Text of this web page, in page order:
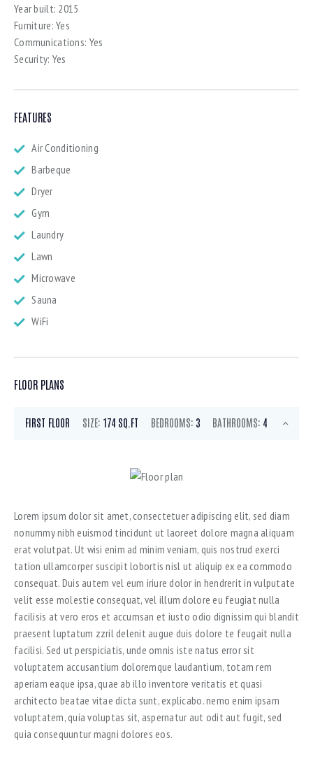
Year built: 2015
Furniture: Yes
Communications: Yes
Security: Yes
FEATURES
Air Conditioning
Barbeque
Dryer
Gym
Laundry
Lawn
Microwave
Sauna
WiFi
FLOOR PLANS
FIRST FLOOR SIZE: 174 SQ.FT BEDROOMS: 3 BATHROOMS: 4
Lorem ipsum dolor sit amet, consectetuer adipiscing elit, sed diam
nonummy nibh euismod tincidunt ut laoreet dolore magna aliquam
erat volutpat. Ut wisi enim ad minim veniam, quis nostrud exerci
tation ullamcorper suscipit lobortis nisl ut aliquip ex ea commodo
consequat. Duis autem vel eum iriure dolor in hendrerit in vulputate
velit esse molestie consequat, vel illum dolore eu feugiat nulla
facilisis at vero eros et accumsan et iusto odio dignissim qui blandit
praesent luptatum zzril delenit augue duis dolore te feugait nulla
facilisi. Sed ut perspiciatis, unde omnis iste natus error sit
voluptatem accusantium doloremque laudantium, totam rem
aperiam eaque ipsa, quae ab illo inventore veritatis et quasi
architecto beatae vitae dicta sunt, explicabo. nemo enim ipsam
voluptatem, quia voluptas sit, aspernatur aut odit aut fugit, sed
quia consequuntur magni dolores eos.